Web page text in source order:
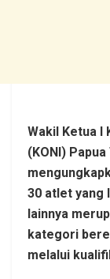
Wakil Ketua I
(KONI)
30 atlet yang
lainnya
kategori
melalui